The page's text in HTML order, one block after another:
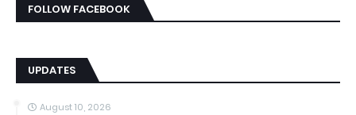
FOLLOW FACEBOOK
UPDATES
August 10, 2026